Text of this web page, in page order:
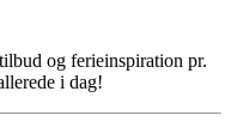
og ferieinspiration pr.
i dag!